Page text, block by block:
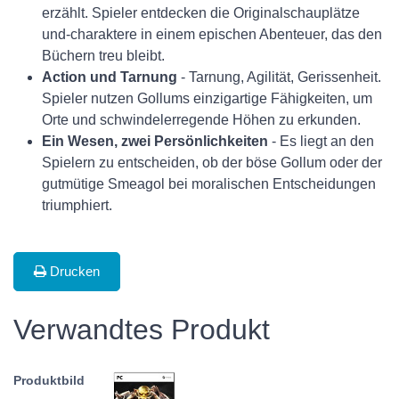
erzählt. Spieler entdecken die Originalschauplätze
und-charaktere in einem epischen Abenteuer, das den
Büchern treu bleibt.
Action und Tarnung - Tarnung, Agilität, Gerissenheit.
Spieler nutzen Gollums einzigartige Fähigkeiten, um
Orte und schwindelerregende Höhen zu erkunden.
Ein Wesen, zwei Persönlichkeiten - Es liegt an den
Spielern zu entscheiden, ob der böse Gollum oder der
gutmütige Smeagol bei moralischen Entscheidungen
triumphiert.
Drucken
Verwandtes Produkt